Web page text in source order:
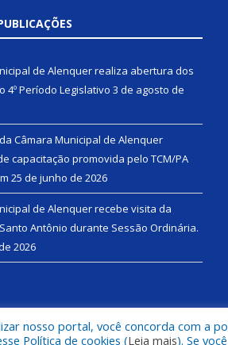
de Alenquer realiza abertura dos
4º Período Legislativo 3 de agosto de
Câmara Municipal de Alenquer
capacitação promovida pelo TCM/PA
25 de junho de 2026
de Alenquer recebe visita da
Antônio durante Sessão Ordinária.
2026
nosso portal, você concorda com a
Política de cookies (Leia mais). Se você